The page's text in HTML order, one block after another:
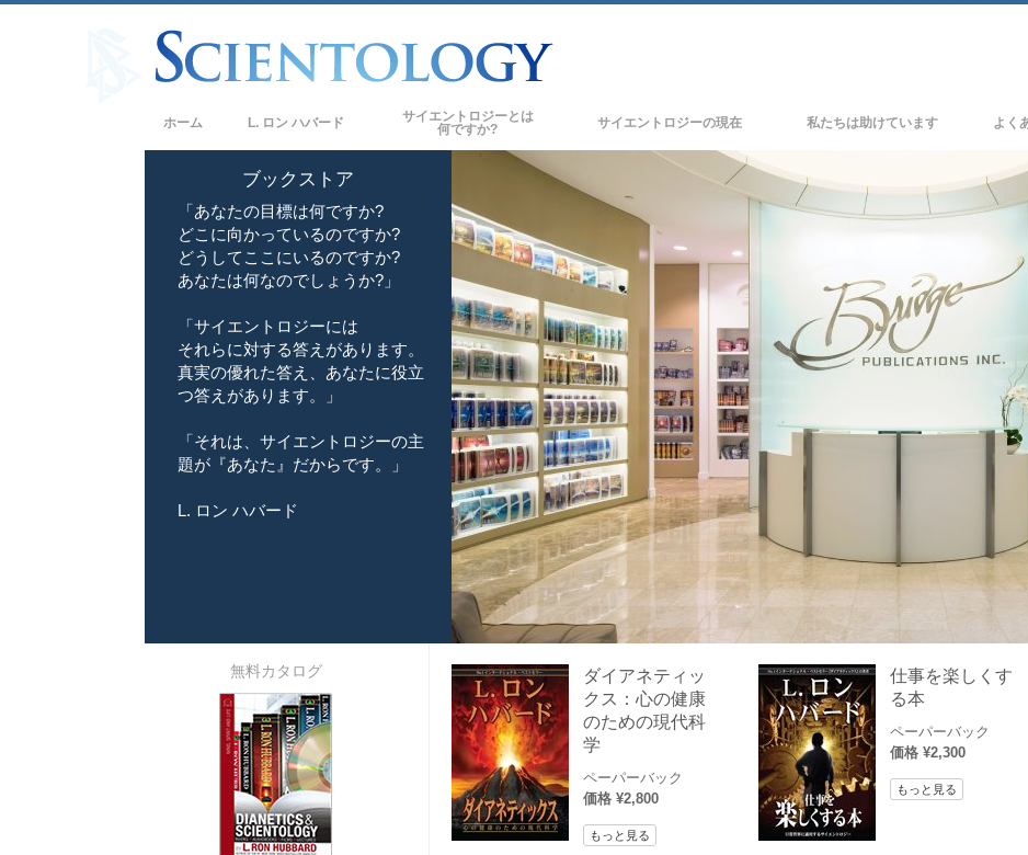
ホーム L. ロン ハバード
サイエントロジーとは
何ですか?
サイエントロジーの信条と規律
サイエントロジストたちが語るサイエント
ロジー
サイエントロジストに会いましょう
教会の内部
サイエントロジーの基本原理
ダイアネティックスの紹介
愛と憎しみ ―
偉大さとは何か?
サイエントロジーの現在
サイエントロジー教会
新しい
サイエントロジー教会
上級
オーガニゼーション
フラッグ･ランド･ベース
フリーウィンズ
サイエントロジーを
世界にもたらす
デビッド･ミスキャベッジ･サイエントロジ
ーの教会指導者
私たちは助けています よく
背景と
教会の
サイエ
ブックストア
「あなたの目標は何ですか?
どこに向かっているのですか?
どうしてここにいるのですか?
あなたは何なのでしょうか?」
「サイエントロジーには
それらに対する答えがあります。
真実の優れた答え、あなたに役立
つ答えがあります。」
「それは、サイエントロジーの主
題が『あなた』だからです。」
L. ロン ハバード
ダイアネティッ
クス：心の健康
のための現代科
学
ペーパーバック
価格 ¥2,800
もっと見る
仕事を楽しくす
る本
ペーパーバック
価格 ¥2,300
もっと見る
無料カタログ